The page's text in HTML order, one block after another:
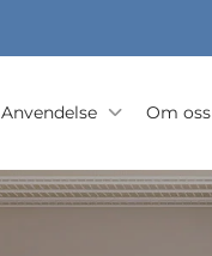
Anvendelse Om oss